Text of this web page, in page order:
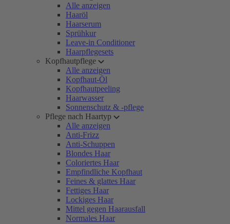
Alle anzeigen
Haaröl
Haarserum
Sprühkur
Leave-in Conditioner
Haarpflegesets
Kopfhautpflege
Alle anzeigen
Kopfhaut-Öl
Kopfhautpeeling
Haarwasser
Sonnenschutz & -pflege
Pflege nach Haartyp
Alle anzeigen
Anti-Frizz
Anti-Schuppen
Blondes Haar
Coloriertes Haar
Empfindliche Kopfhaut
Feines & glattes Haar
Fettiges Haar
Lockiges Haar
Mittel gegen Haarausfall
Normales Haar